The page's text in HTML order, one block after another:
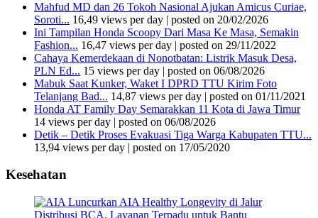
Mahfud MD dan 26 Tokoh Nasional Ajukan Amicus Curiae,
Soroti... 16,49 views per day | posted on 20/02/2026
Ini Tampilan Honda Scoopy Dari Masa Ke Masa, Semakin
Fashion... 16,47 views per day | posted on 29/11/2022
Cahaya Kemerdekaan di Nonotbatan: Listrik Masuk Desa,
PLN Ed... 15 views per day | posted on 06/08/2026
Mabuk Saat Kunker, Waket I DPRD TTU Kirim Foto
Telanjang Bad... 14,87 views per day | posted on 01/11/2021
Honda AT Family Day Semarakkan 11 Kota di Jawa Timur
14 views per day | posted on 06/08/2026
Detik – Detik Proses Evakuasi Tiga Warga Kabupaten TTU...
13,94 views per day | posted on 17/05/2020
Kesehatan